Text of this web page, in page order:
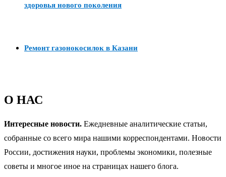
здоровья нового поколения
Ремонт газонокосилок в Казани
О НАС
Интересные новости. Ежедневные аналитические статьи,
собранные со всего мира нашими корреспондентами. Новости
России, достижения науки, проблемы экономики, полезные
советы и многое иное на страницах нашего блога.